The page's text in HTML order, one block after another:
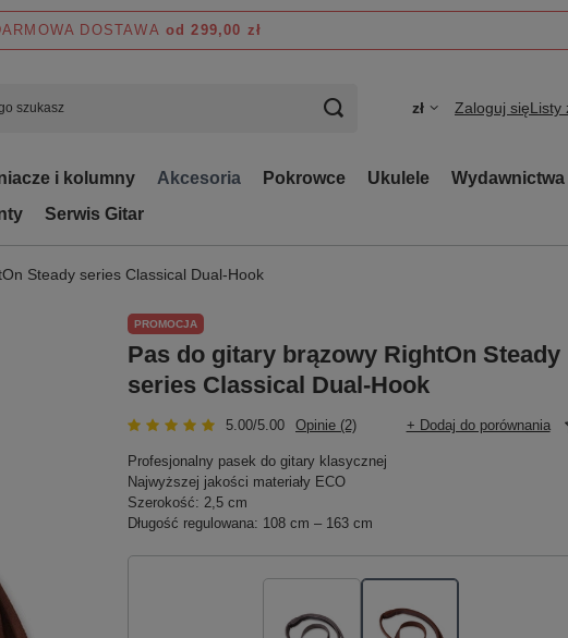
DOSTAWA od 299,00 zł
zł Zaloguj sięListy
i kolumny Akcesoria Pokrowce Ukulele Wydawnictwa
Serwis Gitar
Steady series Classical Dual-Hook
PROMOCJA
Pas do gitary brązowy RightOn Steady
series Classical Dual-Hook
5.00/5.00 Opinie (2) + Dodaj do porównania
Profesjonalny pasek do gitary klasycznej
Najwyższej jakości materiały ECO
Szerokość: 2,5 cm
Długość regulowana: 108 cm – 163 cm